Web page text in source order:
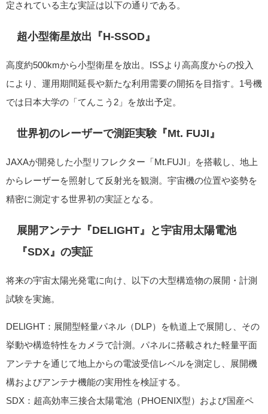
定されている主な実証は以下の通りである。
超小型衛星放出『H-SSOD』
高度約500kmから小型衛星を放出。ISSより高高度からの投入
により、運用期間延長や新たな利用需要の開拓を目指す。1号機
では日本大学の「てんこう2」を放出予定。
世界初のレーザーで測距実験『Mt. FUJI』
JAXAが開発した小型リフレクター「Mt.FUJI」を搭載し、地上
からレーザーを照射して反射光を観測。宇宙機の位置や姿勢を
精密に測定する世界初の実証となる。
展開アンテナ『DELIGHT』と宇宙用太陽電池
『SDX』の実証
将来の宇宙太陽光発電に向け、以下の大型構造物の展開・計測
試験を実施。
DELIGHT：展開型軽量パネル（DLP）を軌道上で展開し、その
挙動や構造特性をカメラで計測。パネルに搭載された軽量平面
アンテナを通じて地上からの電波受信レベルを測定し、展開機
構およびアンテナ機能の実用性を検証する。
SDX：超高効率三接合太陽電池（PHOENIX型）および国産ペ